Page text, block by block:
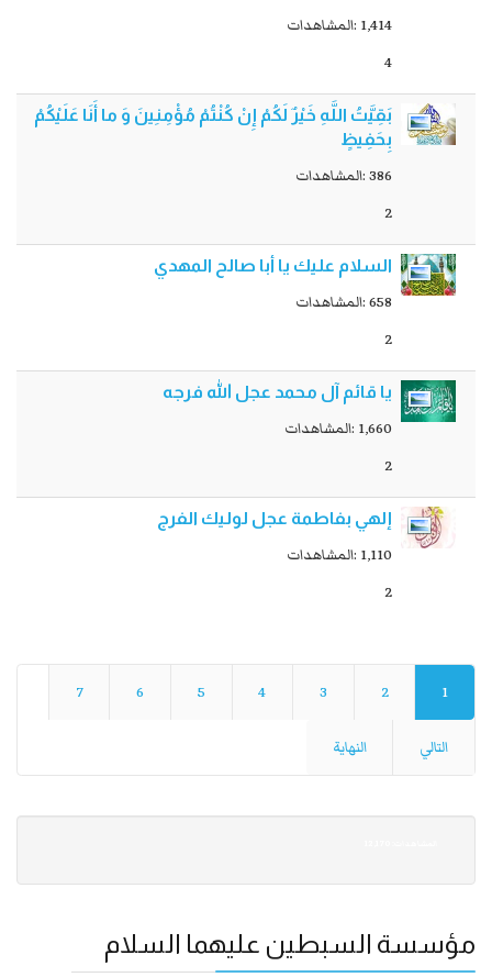
1,414 :المشاهدات
4
بَقِيَّتُ اللَّهِ خَيْرٌ لَكُمْ إِنْ كُنْتُمْ مُؤْمِنِينَ وَ ما أَنَا عَلَيْكُمْ
بِحَفِيظٍ
386 :المشاهدات
2
السلام عليك يا أبا صالح المهدي
658 :المشاهدات
2
يا قائم آل محمد عجل الله فرجه
1,660 :المشاهدات
2
إلهي بفاطمة عجل لوليك الفرج
1,110 :المشاهدات
2
1
2
3
4
5
6
7
التالي النهاية
مؤسسة السبطين عليهما السلام